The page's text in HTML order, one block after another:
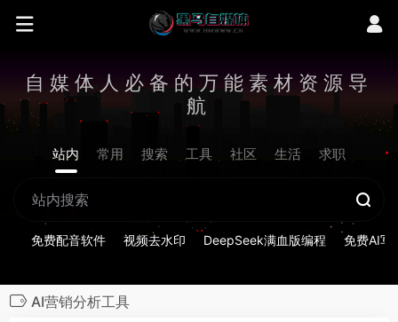
自媒体人必备的万能素材资源导
航
站内 常用 搜索 工具 社区 生活 求职
免费配音软件 视频去水印 DeepSeek满血版编程 免费AI写
AI营销分析工具